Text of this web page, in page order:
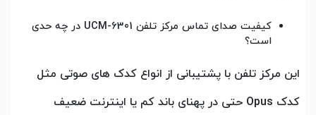
کیفیت صدای تماس مرکز تلفن UCM-6301 در چه حدی
است؟
این مرکز تلفن با پشتیبانی از انواع کدک های صوتی مثل
کدک Opus حتی در پهنای باند کم یا اینترنت ضعیف